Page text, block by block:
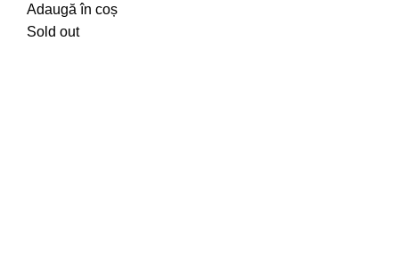
Adaugă în coș
Sold out